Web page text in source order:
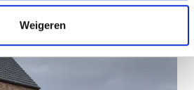
Weigeren